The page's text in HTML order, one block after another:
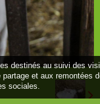
destinés au suivi des
et aux remontées
sociales.